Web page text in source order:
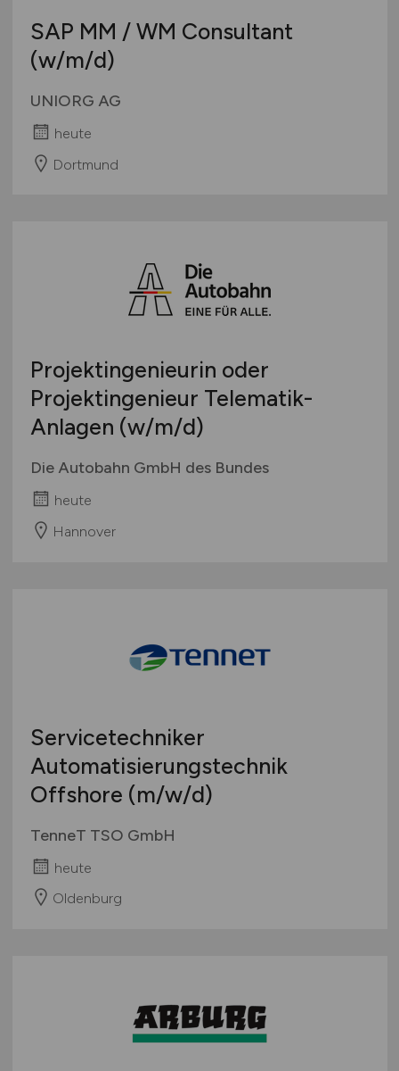
SAP MM / WM Consultant
(w/m/d)
UNIORG AG
heute
Dortmund
Projektingenieurin oder
Projektingenieur Telematik-
Anlagen (w/m/d)
Die Autobahn GmbH des Bundes
heute
Hannover
Servicetechniker
Automatisierungstechnik
Offshore (m/w/d)
TenneT TSO GmbH
heute
Oldenburg